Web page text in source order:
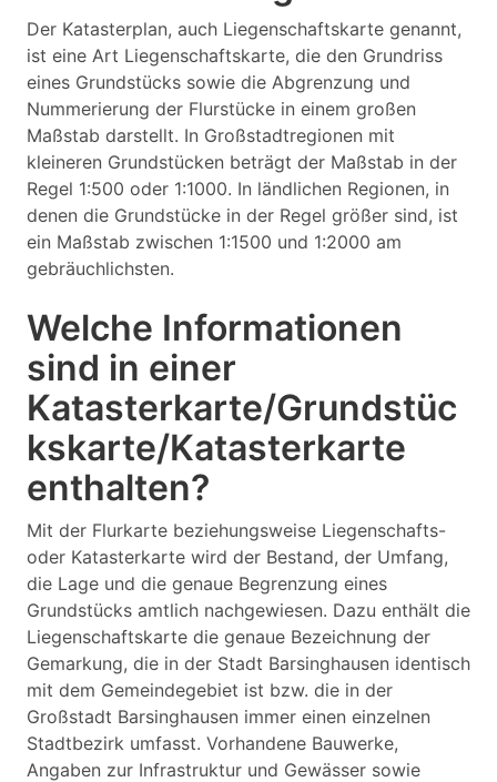
Der Katasterplan, auch Liegenschaftskarte genannt,
ist eine Art Liegenschaftskarte, die den Grundriss
eines Grundstücks sowie die Abgrenzung und
Nummerierung der Flurstücke in einem großen
Maßstab darstellt. In Großstadtregionen mit
kleineren Grundstücken beträgt der Maßstab in der
Regel 1:500 oder 1:1000. In ländlichen Regionen, in
denen die Grundstücke in der Regel größer sind, ist
ein Maßstab zwischen 1:1500 und 1:2000 am
gebräuchlichsten.
Welche Informationen
sind in einer
Katasterkarte/Grundstüc
kskarte/Katasterkarte
enthalten?
Mit der Flurkarte beziehungsweise Liegenschafts-
oder Katasterkarte wird der Bestand, der Umfang,
die Lage und die genaue Begrenzung eines
Grundstücks amtlich nachgewiesen. Dazu enthält die
Liegenschaftskarte die genaue Bezeichnung der
Gemarkung, die in der Stadt Barsinghausen identisch
mit dem Gemeindegebiet ist bzw. die in der
Großstadt Barsinghausen immer einen einzelnen
Stadtbezirk umfasst. Vorhandene Bauwerke,
Angaben zur Infrastruktur und Gewässer sowie